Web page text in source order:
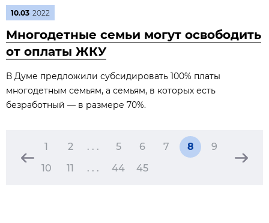
10.03 2022
Многодетные семьи могут освободить
от оплаты ЖКУ
В Думе предложили субсидировать 100% платы
многодетным семьям, а семьям, в которых есть
безработный — в размере 70%.
1 2 . . . 5 6 7 8
9
10
11 . . . 44 45